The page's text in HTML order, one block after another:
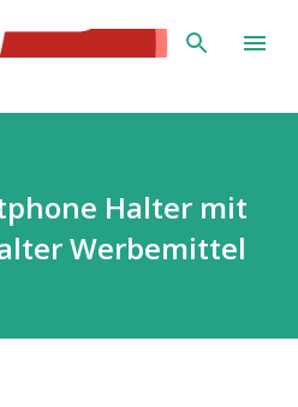
main content
Halter mit
Werbemittel